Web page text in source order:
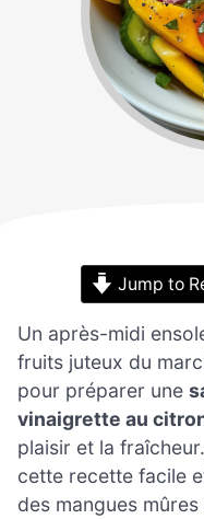
Jump to
Un après-midi
fruits juteux du
pour préparer une
vinaigrette au
plaisir et la
cette recette facile
des mangues